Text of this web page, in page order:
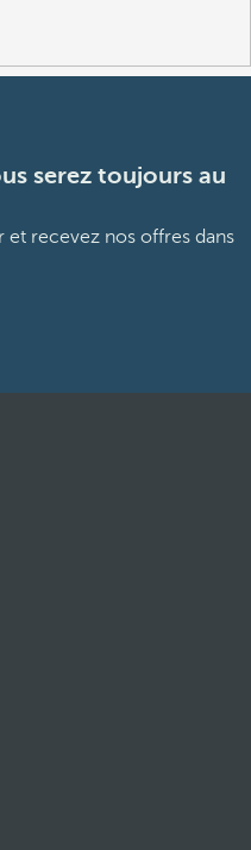
serez toujours au
recevez nos offres dans